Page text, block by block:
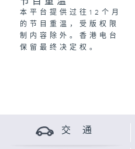
本平台提供过往12个月
的节目重温，受版权限
制内容除外。香港电台
保留最终决定权。
交 通